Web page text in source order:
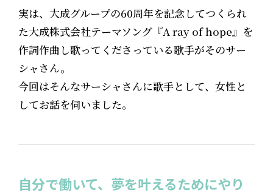
実は、大成グループの60周年を記念してつくられ
た大成株式会社テーマソング『A ray of hope』を
作詞作曲し歌ってくださっている歌手がそのサー
シャさん。
今回はそんなサーシャさんに歌手として、女性と
してお話を伺いました。
自分で働いて、夢を叶えるためにやり